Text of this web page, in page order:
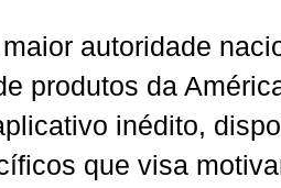
autoridade
produtos da
inédito,
que visa